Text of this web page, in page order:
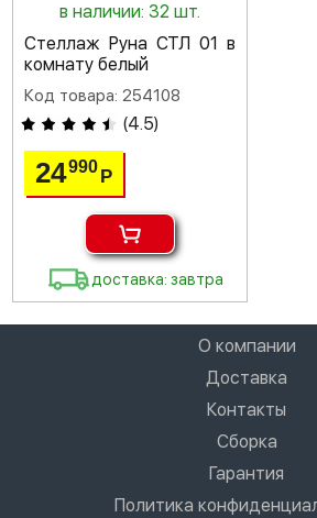
в наличии: 32 шт.
Стеллаж Руна СТЛ 01 в
комнату белый
Код товара: 254108
(4.5)
24990 Р
доставка: завтра
О компании
Доставка
Контакты
Сборка
Гарантия
Политика